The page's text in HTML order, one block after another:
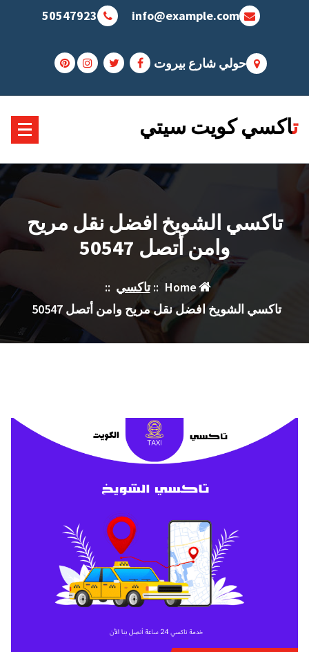
info@example.com
50547923
حولي شارع بيروت
تاكسي كويت سيتي
تاكسي الشويخ افضل نقل مريح
وامن أتصل 50547
Home
::تاكسي::
تاكسي الشويخ افضل نقل مريح وامن أتصل 50547